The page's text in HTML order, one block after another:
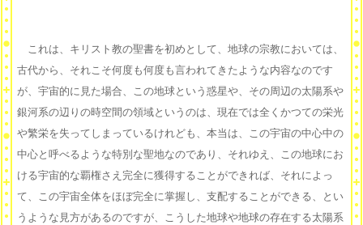
これは、キリスト教の聖書を初めとして、地球の宗教においては、
古代から、それこそ何度も何度も言われてきたような内容なのです
が、宇宙的に見た場合、この地球という惑星や、その周辺の太陽系や
銀河系の辺りの時空間の領域というのは、現在では全くかつての栄光
や繁栄を失ってしまっているけれども、本当は、この宇宙の中心中の
中心と呼べるような特別な聖地なのであり、それゆえ、この地球にお
ける宇宙的な覇権さえ完全に獲得することができれば、それによっ
て、この宇宙全体をほぼ完全に掌握し、支配することができる、とい
うような見方があるのですが、こうした地球や地球の存在する太陽系